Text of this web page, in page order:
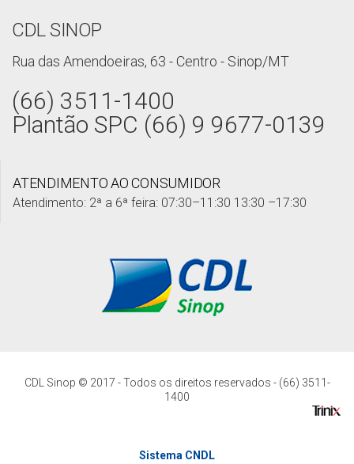
CDL SINOP
Rua das Amendoeiras, 63 - Centro - Sinop/MT
(66) 3511-1400
Plantão SPC (66) 9 9677-0139
ATENDIMENTO AO CONSUMIDOR
Atendimento: 2ª a 6ª feira: 07:30–11:30 13:30 –17:30
CDL Sinop © 2017 - Todos os direitos reservados - (66) 3511-
1400
Sistema CNDL